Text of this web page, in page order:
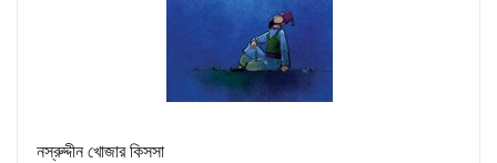
নস্‌রুদ্দীন খোজার কিসসা